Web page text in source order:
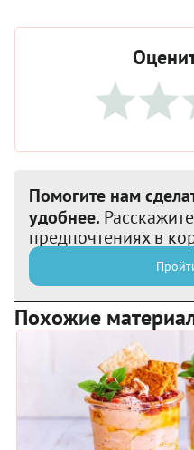
Помогите нам
удобнее.
предпочтениях в
Похожие